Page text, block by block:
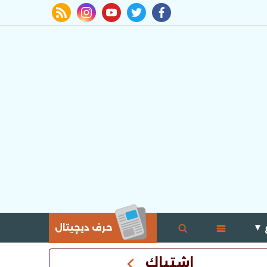
facebook
twitter
youtube
instagram
rss feed
▼ حرف ديچيتال
اشتباك